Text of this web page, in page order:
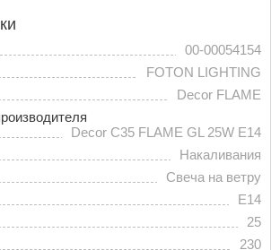
00-00054154
FOTON LIGHTING
Decor FLAME
Decor C35 FLAME GL 25W E14
Накаливания
Свеча на ветру
E14
25
230